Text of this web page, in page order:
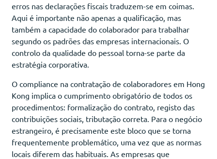
erros nas declarações fiscais traduzem-se em coimas.
Aqui é importante não apenas a qualificação, mas
também a capacidade do colaborador para trabalhar
segundo os padrões das empresas internacionais. O
controlo da qualidade do pessoal torna-se parte da
estratégia corporativa.
O compliance na contratação de colaboradores em Hong
Kong implica o cumprimento obrigatório de todos os
procedimentos: formalização do contrato, registo das
contribuições sociais, tributação correta. Para o negócio
estrangeiro, é precisamente este bloco que se torna
frequentemente problemático, uma vez que as normas
locais diferem das habituais. As empresas que